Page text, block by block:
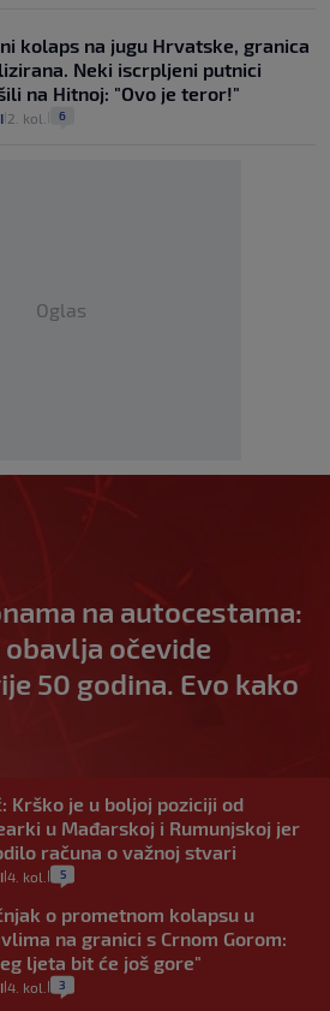
kolaps na jugu Hrvatske, granica
Neki iscrpljeni putnici
na Hitnoj: "Ovo je teror!"
2. kol. 6
Oglas
na autocestama:
očevide
50 godina. Evo kako
Krško je u boljoj poziciji od
u Mađarskoj i Rumunjskoj jer
računa o važnoj stvari
4. kol. 5
o prometnom kolapsu u
na granici s Crnom Gorom:
ljeta bit će još gore"
4. kol. 3